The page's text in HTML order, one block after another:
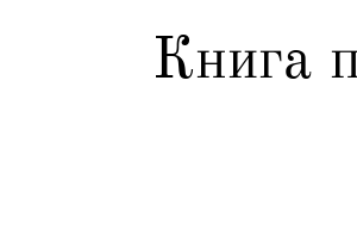
Книга